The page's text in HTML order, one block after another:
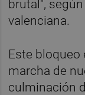
brutal",
valenciana.
Este bloqueo
marcha de
culminación